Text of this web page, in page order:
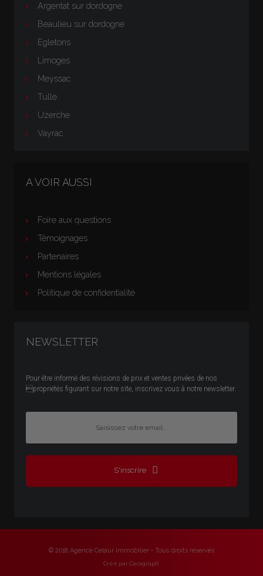
Argentat sur dordogne
Beaulieu sur dordogne
Egletons
Limoges
Meyssac
Tulle
Uzerche
Vayrac
A VOIR AUSSI
Foire aux questions
Témoignages
Partenaires
Mentions légales
Politique de confidentialité
NEWSLETTER
Pour être informé des révisions de prix et ventes privées de nos
propriétés figurant sur notre site, inscrivez vous à notre newsletter.
S'inscrire
© 2018 Agence Celaur Immobilier • Tous droits réservés
Créé par Caragraph’